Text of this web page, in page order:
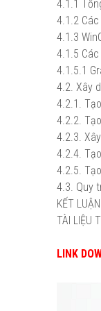
4.1.1
4.1.2
4.1.3
4.1.5
4.1.5.1
4.2. Xây
4.2.1.
4.2.2.
4.2.3.
4.2.4.
4.2.5.
4.3. Quy
KẾT LUẬN
TÀI LIỆU
LINK